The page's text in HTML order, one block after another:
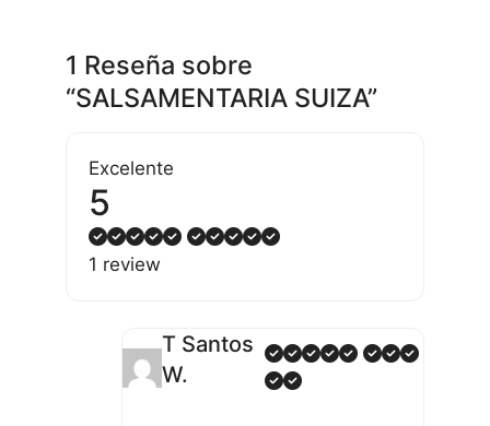
1 Reseña sobre
“SALSAMENTARIA SUIZA”
Excelente
5
1 review
T Santos
W.